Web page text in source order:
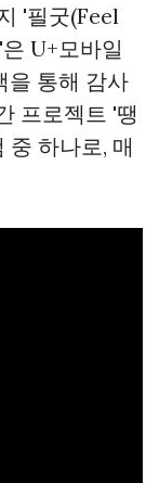
'필굿(Feel
U+모바일
을 통해 감사
프로젝트 '땡
하나로, 매